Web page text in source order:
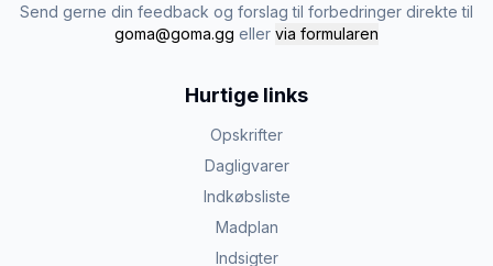
Send gerne din feedback og forslag til forbedringer direkte til
goma@goma.gg eller via formularen
Hurtige links
Opskrifter
Dagligvarer
Indkøbsliste
Madplan
Indsigter